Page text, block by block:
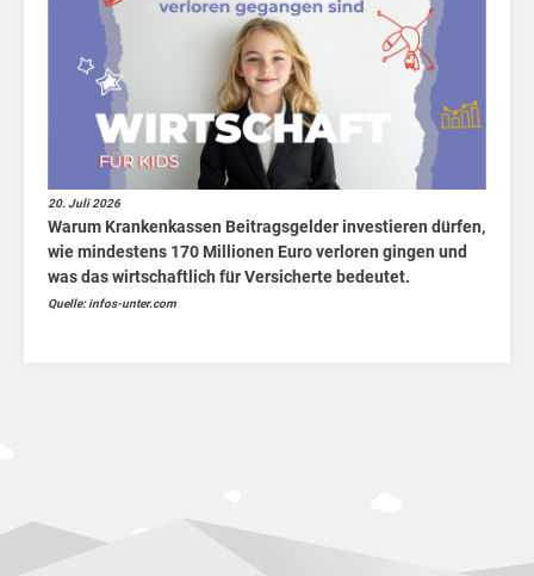
20. Juli 2026
Warum Krankenkassen Beitragsgelder investieren dürfen,
wie mindestens 170 Millionen Euro verloren gingen und
was das wirtschaftlich für Versicherte bedeutet.
Quelle: infos-unter.com